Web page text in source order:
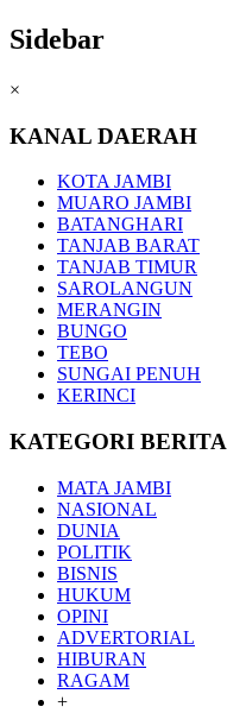
Sidebar
×
KANAL DAERAH
KOTA JAMBI
MUARO JAMBI
BATANGHARI
TANJAB BARAT
TANJAB TIMUR
SAROLANGUN
MERANGIN
BUNGO
TEBO
SUNGAI PENUH
KERINCI
KATEGORI BERITA
MATA JAMBI
NASIONAL
DUNIA
POLITIK
BISNIS
HUKUM
OPINI
ADVERTORIAL
HIBURAN
RAGAM
+